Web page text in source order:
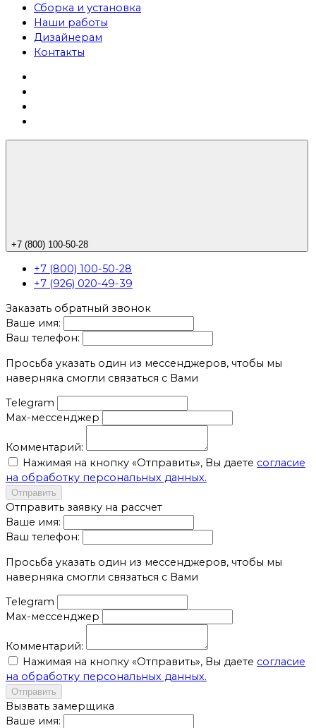
Сборка и установка
Наши работы
Дизайнерам
Контакты
+7 (800) 100-50-28
+7 (800) 100-50-28
+7 (926) 020-49-39
Заказать обратный звонок
Ваше имя:
Ваш телефон:
Просьба указать один из мессенджеров, чтобы мы
наверняка смогли связаться с Вами
Telegram
Max-мессенджер
Комментарий:
Нажимая на кнопку «Отправить», Вы даете согласие
на обработку персональных данных.
Отправить
Отправить заявку на рассчет
Ваше имя:
Ваш телефон:
Просьба указать один из мессенджеров, чтобы мы
наверняка смогли связаться с Вами
Telegram
Max-мессенджер
Комментарий:
Нажимая на кнопку «Отправить», Вы даете согласие
на обработку персональных данных.
Отправить
Вызвать замерщика
Ваше имя: